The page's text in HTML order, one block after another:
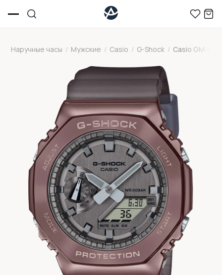
Наручные часы / Мужские / Casio / G-Shock / Casio GM-